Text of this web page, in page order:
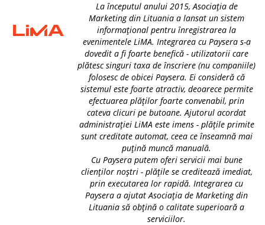
La începutul anului 2015, Asociația de
Marketing din Lituania a lansat un sistem
informațional pentru înregistrarea la
evenimentele LiMA. Integrarea cu Paysera s-a
dovedit a fi foarte benefică - utilizatorii care
plătesc singuri taxa de înscriere (nu companiile)
folosesc de obicei Paysera. Ei consideră că
sistemul este foarte atractiv, deoarece permite
efectuarea plăților foarte convenabil, prin
cateva clicuri pe butoane. Ajutorul acordat
administrației LiMA este imens - plățile primite
sunt creditate automat, ceea ce înseamnă mai
puțină muncă manuală.
Cu Paysera putem oferi servicii mai bune
clienților noștri - plățile se creditează imediat,
prin executarea lor rapidă. Integrarea cu
Paysera a ajutat Asociația de Marketing din
Lituania să obțină o calitate superioară a
serviciilor.